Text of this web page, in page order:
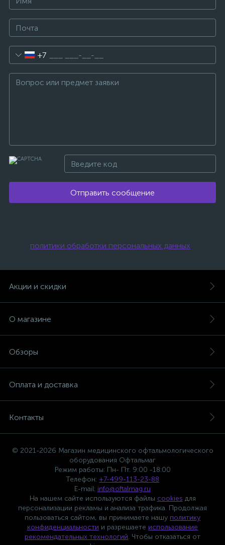
+7
Отправить сообщение
политики обработки персональных данных
Акции и скидки
О магазине
Обзоры
Оплата и доставка
Контакты
© 2021-2026 Магазин медицинского офтальмологического
оборудования Офтальмаг
Режим работы: Пн- Пт. 9:00 -18:00
Телефон: +7-499-113-23-88
E-mail: info@oftalmag.ru
На нашем сайте используются файлы cookies для
персонализации рекламы и анализа трафика. Продолжая
пользоваться сайтом, вы принимаете нашу политику
конфиденциальности и разрешаете использование
рекомендательных технологий. Чтобы отказаться от